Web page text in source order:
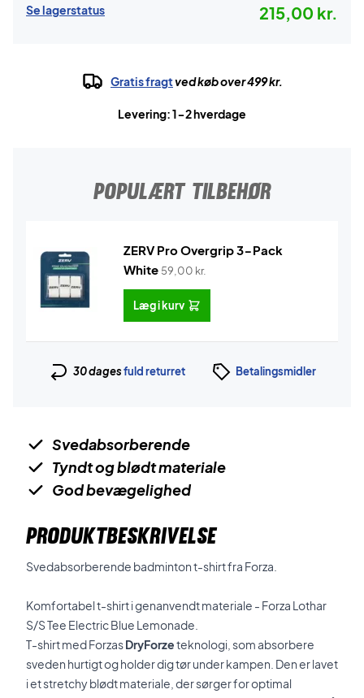
Se lagerstatus
215,00 kr.
Gratis fragtved køb over 499 kr.
Levering: 1-2 hverdage
POPULÆRT TILBEHØR
ZERV Pro Overgrip 3-Pack
White 59,00 kr.
Læg i kurv
30 dagesfuld returret Betalingsmidler
Svedabsorberende
Tyndt og blødt materiale
God bevægelighed
PRODUKTBESKRIVELSE
Svedabsorberende badminton t-shirt fra Forza.
Komfortabel t-shirt i genanvendt materiale - Forza Lothar
S/S Tee Electric Blue Lemonade.
T-shirt med ForzasDryForzeteknologi, som absorbere
sveden hurtigt og holder dig tør under kampen. Den er lavet
i et stretchy blødt materiale, der sørger for optimal